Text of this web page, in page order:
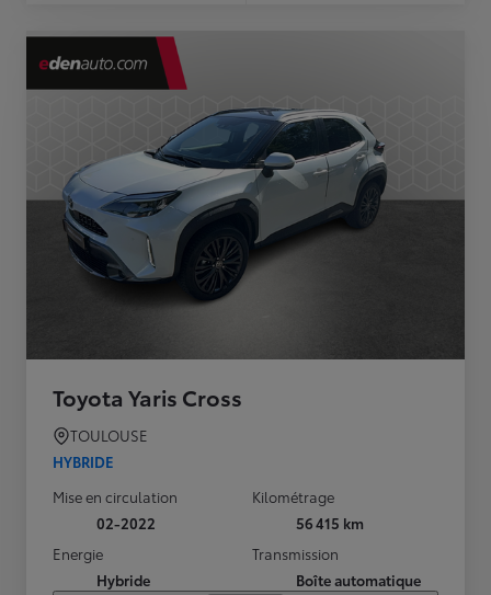
Toyota Yaris Cross
TOULOUSE
HYBRIDE
Mise en circulation
02-2022
Kilométrage
56 415 km
Energie
Hybride
Transmission
Boîte automatique